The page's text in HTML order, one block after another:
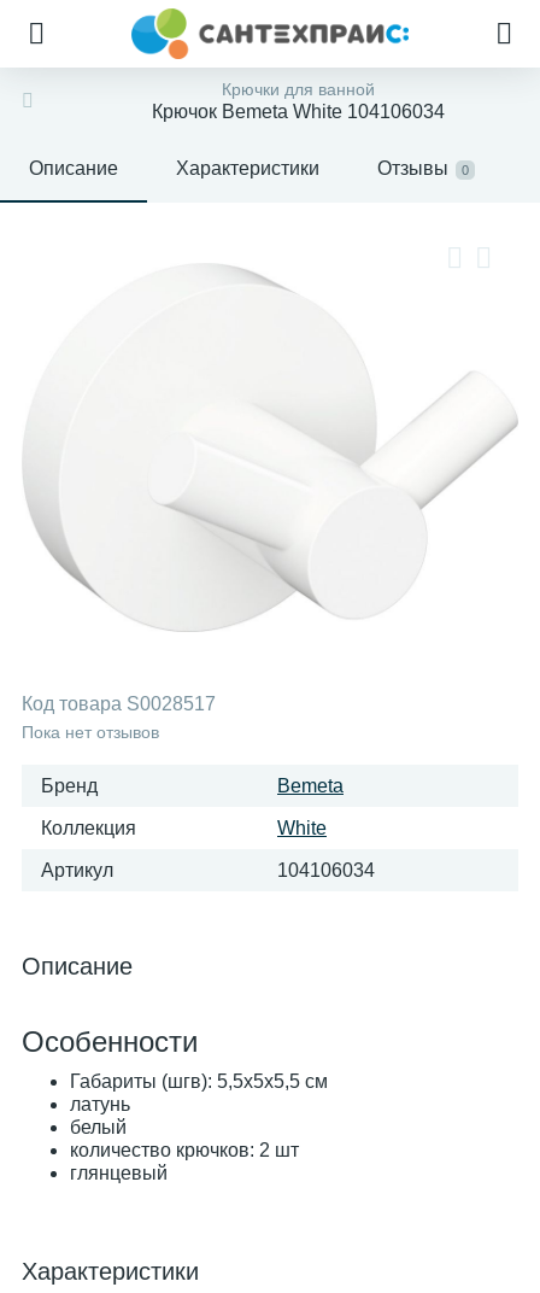
Крючки для ванной
Крючок Bemeta White 104106034
Описание Характеристики Отзывы 0
Код товара S0028517
Пока нет отзывов
Бренд Bemeta
Коллекция White
Артикул 104106034
Описание
Особенности
Габариты (шгв): 5,5x5x5,5 см
латунь
белый
количество крючков: 2 шт
глянцевый
Характеристики